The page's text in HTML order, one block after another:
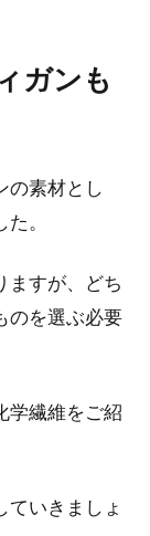
ガンも
の素材とし
。
ますが、どち
のを選ぶ必要
学繊維をご紹
ていきましょ